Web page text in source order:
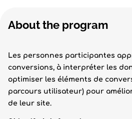
About the program
Les personnes participantes
conversions, à interpréter les
optimiser les éléments de
parcours utilisateur) pour
de leur site.